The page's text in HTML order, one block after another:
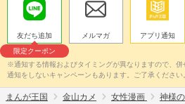
友だち追加
限定クーポン
メルマガ アプリ通知
※通知する情報およびタイミングが異なりますので、
通知をしないキャンペーンもあります。ご了承ください
まんが王国 金山カメ 女性漫画 神様